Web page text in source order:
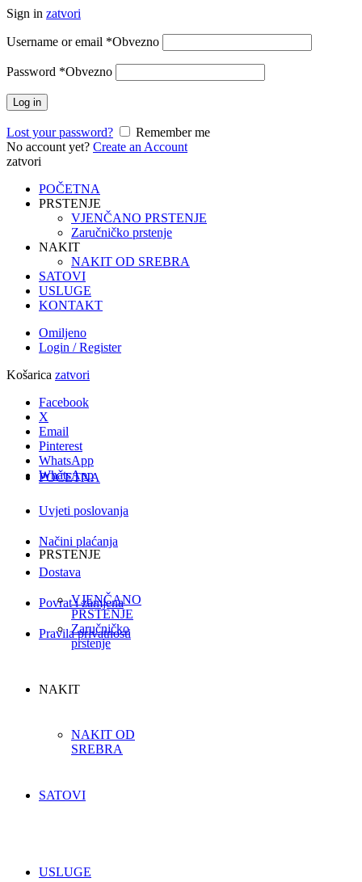
Sign in zatvori
Username or email *Obvezno
Password *Obvezno
Log in
Lost your password?
Remember me
No account yet? Create an Account
zatvori
POČETNA
PRSTENJE
VJENČANO PRSTENJE
Zaručničko prstenje
NAKIT
NAKIT OD SREBRA
SATOVI
USLUGE
KONTAKT
Omiljeno
Login / Register
Košarica zatvori
Facebook
X
Email
Pinterest
WhatsApp
WhatsApp
Uvjeti poslovanja
Načini plaćanja
Dostava
Povrat i zamjena
Pravila privatnosti
POČETNA
PRSTENJE
VJENČANO
PRSTENJE
Zaručničko
prstenje
NAKIT
NAKIT OD
SREBRA
SATOVI
USLUGE